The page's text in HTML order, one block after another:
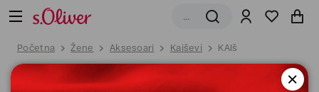
Početna Žene Aksesoari Kaiševi KAIš